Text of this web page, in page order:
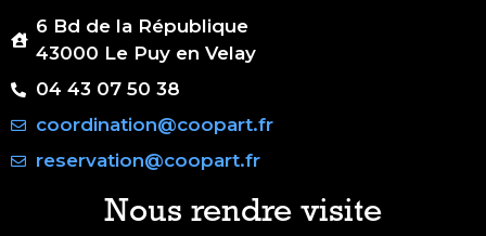
6 Bd de la République
43000 Le Puy en Velay
04 43 07 50 38
coordination@coopart.fr
reservation@coopart.fr
Nous rendre visite